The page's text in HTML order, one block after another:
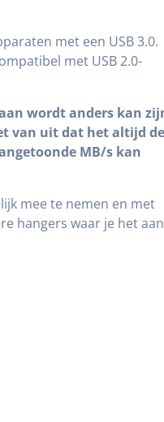
met een USB 3.0.
met USB 2.0-
wordt anders kan
van uit dat het altijd
MB/s kan
mee te nemen en met
hangers waar je het aan